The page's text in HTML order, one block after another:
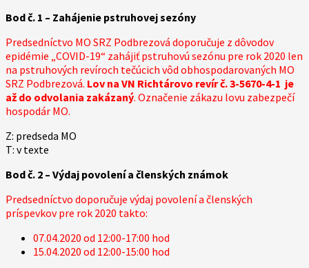
Bod č. 1 – Zahájenie pstruhovej sezóny
Predsedníctvo MO SRZ Podbrezová doporučuje z dôvodov
epidémie „COVID-19“ zahájiť pstruhovú sezónu pre rok 2020 len
na pstruhových revíroch tečúcich vôd obhospodarovaných MO
SRZ Podbrezová. Lov na VN Richtárovo revír č. 3-5670-4-1 je
až do odvolania zakázaný. Označenie zákazu lovu zabezpečí
hospodár MO.
Z: predseda MO
T: v texte
Bod č. 2 – Výdaj povolení a členských známok
Predsedníctvo doporučuje výdaj povolení a členských
príspevkov pre rok 2020 takto:
07.04.2020 od 12:00-17:00 hod
15.04.2020 od 12:00-15:00 hod